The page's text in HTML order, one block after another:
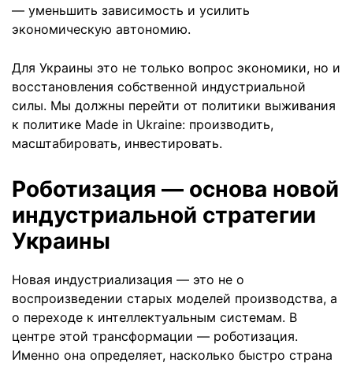
— уменьшить зависимость и усилить
экономическую автономию.
Для Украины это не только вопрос экономики, но и
восстановления собственной индустриальной
силы. Мы должны перейти от политики выживания
к политике Made in Ukraine: производить,
масштабировать, инвестировать.
Роботизация — основа новой
индустриальной стратегии
Украины
Новая индустриализация — это не о
воспроизведении старых моделей производства, а
о переходе к интеллектуальным системам. В
центре этой трансформации — роботизация.
Именно она определяет, насколько быстро страна